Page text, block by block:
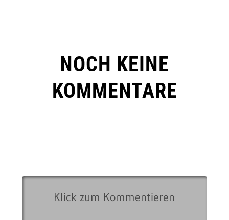
NOCH KEINE
KOMMENTARE